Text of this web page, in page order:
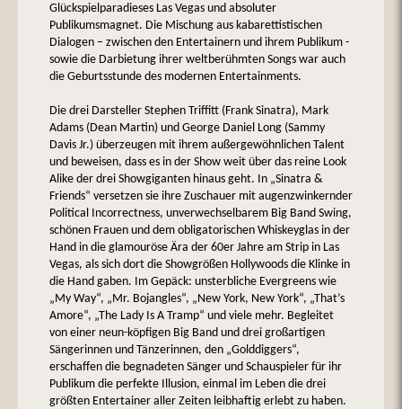
Glückspielparadieses Las Vegas und absoluter
Publikumsmagnet. Die Mischung aus kabarettistischen
Dialogen – zwischen den Entertainern und ihrem Publikum -
sowie die Darbietung ihrer weltberühmten Songs war auch
die Geburtsstunde des modernen Entertainments.
Die drei Darsteller Stephen Triffitt (Frank Sinatra), Mark
Adams (Dean Martin) und George Daniel Long (Sammy
Davis Jr.) überzeugen mit ihrem außergewöhnlichen Talent
und beweisen, dass es in der Show weit über das reine Look
Alike der drei Showgiganten hinaus geht. In „Sinatra &
Friends“ versetzen sie ihre Zuschauer mit augenzwinkernder
Political Incorrectness, unverwechselbarem Big Band Swing,
schönen Frauen und dem obligatorischen Whiskeyglas in der
Hand in die glamouröse Ära der 60er Jahre am Strip in Las
Vegas, als sich dort die Showgrößen Hollywoods die Klinke in
die Hand gaben. Im Gepäck: unsterbliche Evergreens wie
„My Way“, „Mr. Bojangles“, „New York, New York“, „That’s
Amore“, „The Lady Is A Tramp“ und viele mehr. Begleitet
von einer neun-köpfigen Big Band und drei großartigen
Sängerinnen und Tänzerinnen, den „Golddiggers“,
erschaffen die begnadeten Sänger und Schauspieler für ihr
Publikum die perfekte Illusion, einmal im Leben die drei
größten Entertainer aller Zeiten leibhaftig erlebt zu haben.